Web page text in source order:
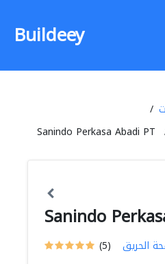
Buildeey
Sanindo Perkasa Abadi PT
Sanindo
(5) الحريق